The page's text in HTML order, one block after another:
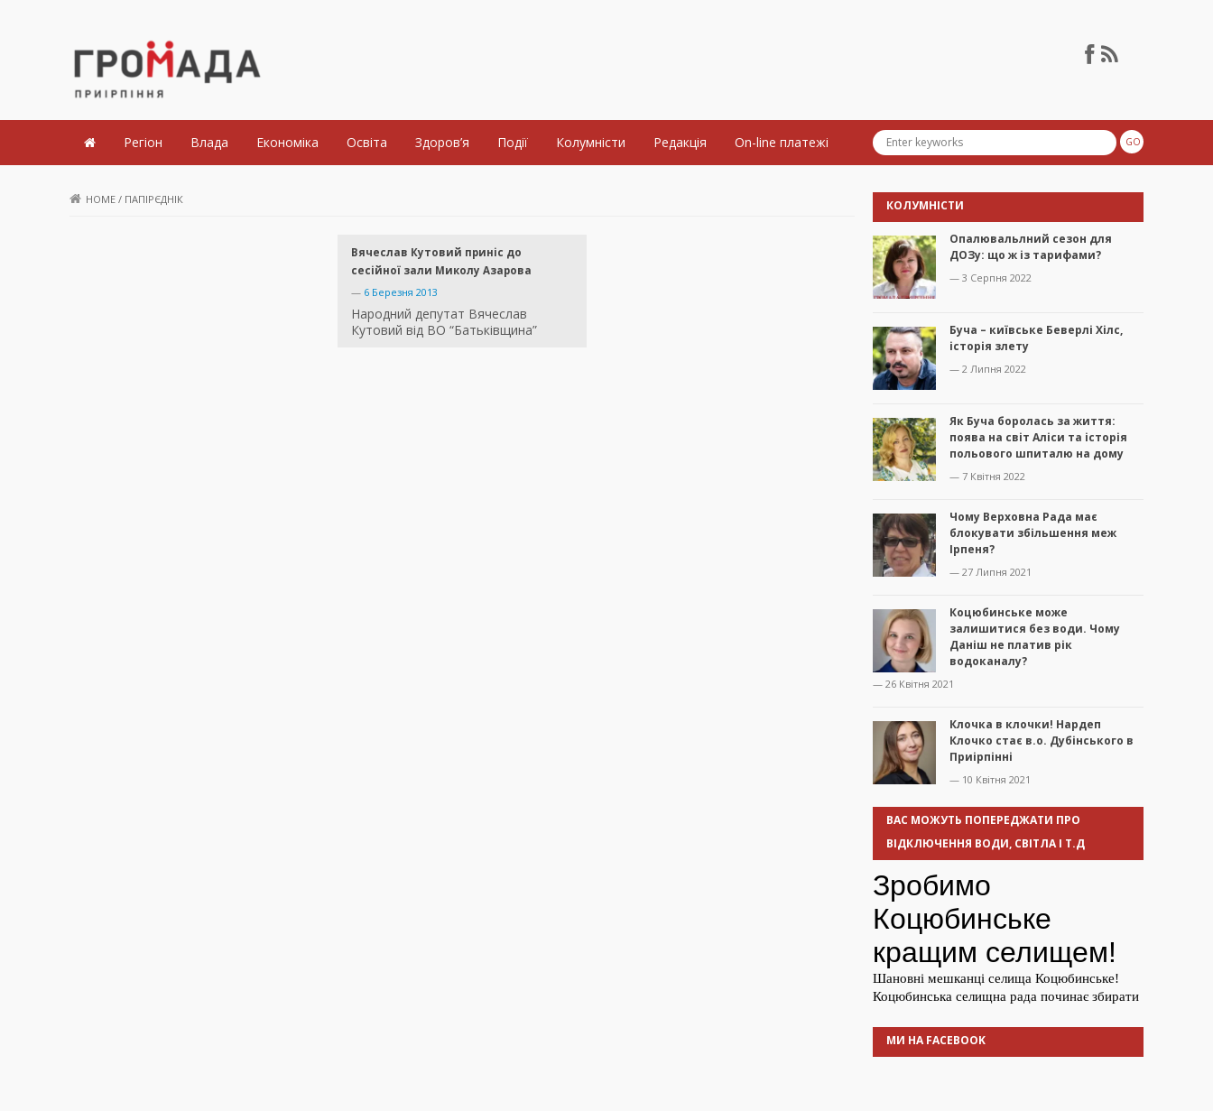
Громада Приірпіння
Регіон Влада Економіка Освіта Здоров’я Події Колумністи Редакція On-line платежі
HOME / ПАПІРЄДНІК
Вячеслав Кутовий приніс до
сесійної зали Миколу Азарова
— 6 Березня 2013
Народний депутат Вячеслав
Кутовий від ВО “Батьківщина”
КОЛУМНІСТИ
Опалювальлний сезон для
ДОЗу: що ж із тарифами?
— 3 Серпня 2022
Буча – київське Беверлі Хілс,
історія злету
— 2 Липня 2022
Як Буча боролась за життя:
поява на світ Аліси та історія
польового шпиталю на дому
— 7 Квітня 2022
Чому Верховна Рада має
блокувати збільшення меж
Ірпеня?
— 27 Липня 2021
Коцюбинське може
залишитися без води. Чому
Даніш не платив рік
водоканалу?
— 26 Квітня 2021
Клочка в клочки! Нардеп
Клочко стає в.о. Дубінського в
Приірпінні
— 10 Квітня 2021
ВАС МОЖУТЬ ПОПЕРЕДЖАТИ ПРО
ВІДКЛЮЧЕННЯ ВОДИ, СВІТЛА І Т.Д
МИ НА FACEBOOK